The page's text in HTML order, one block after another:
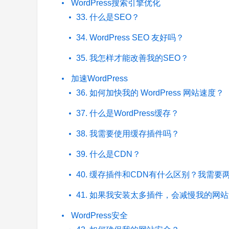
WordPress搜索引擎优化
33. 什么是SEO？
34. WordPress SEO 友好吗？
35. 我怎样才能改善我的SEO？
加速WordPress
36. 如何加快我的 WordPress 网站速度？
37. 什么是WordPress缓存？
38. 我需要使用缓存插件吗？
39. 什么是CDN？
40. 缓存插件和CDN有什么区别？我需要
41. 如果我安装太多插件，会减慢我的网站
WordPress安全